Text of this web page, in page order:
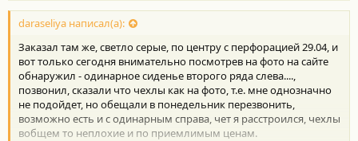
daraseliya написал(а):
Заказал там же, светло серые, по центру с перфорацией 29.04, и
вот только сегодня внимательно посмотрев на фото на сайте
обнаружил - одинарное сиденье второго ряда слева....,
позвонил, сказали что чехлы как на фото, т.е. мне однозначно
не подойдет, но обещали в понедельник перезвонить,
возможно есть и с одинарным справа, чет я расстроился, чехлы
вобщем то неплохие и по приемлимым ценам.